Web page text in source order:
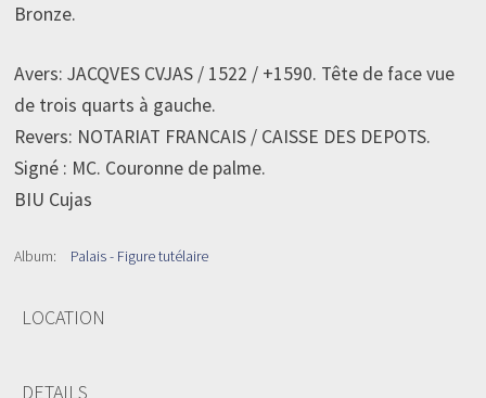
Bronze.
Avers: JACQVES CVJAS / 1522 / +1590. Tête de face vue
de trois quarts à gauche.
Revers: NOTARIAT FRANCAIS / CAISSE DES DEPOTS.
Signé : MC. Couronne de palme.
BIU Cujas
Album: Palais - Figure tutélaire
LOCATION
DETAILS